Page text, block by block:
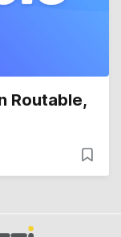
Routable,